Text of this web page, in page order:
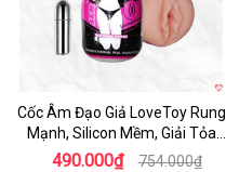
Cốc Âm Đạo Giả LoveToy Rung
Mạnh, Silicon Mềm, Giải Tỏa
Sinh Lý
490.000₫ 754.000₫